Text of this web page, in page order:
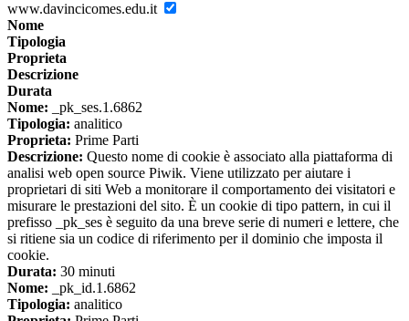
www.davincicomes.edu.it
Nome
Tipologia
Proprieta
Descrizione
Durata
Nome: _pk_ses.1.6862
Tipologia: analitico
Proprieta: Prime Parti
Descrizione: Questo nome di cookie è associato alla piattaforma di
analisi web open source Piwik. Viene utilizzato per aiutare i
proprietari di siti Web a monitorare il comportamento dei visitatori e
misurare le prestazioni del sito. È un cookie di tipo pattern, in cui il
prefisso _pk_ses è seguito da una breve serie di numeri e lettere, che
si ritiene sia un codice di riferimento per il dominio che imposta il
cookie.
Durata: 30 minuti
Nome: _pk_id.1.6862
Tipologia: analitico